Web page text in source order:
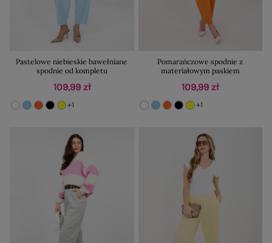
Pastelowe niebieskie bawełniane
spodnie od kompletu
109,99 zł
+1
Pomarańczowe spodnie z
materiałowym paskiem
109,99 zł
+1